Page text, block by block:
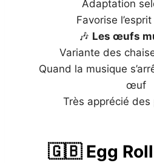
Adaptation
Favorise l’esprit
🎶 Les œufs
Variante des
Quand la musique
œuf
Très apprécié des
🇬🇧 Egg